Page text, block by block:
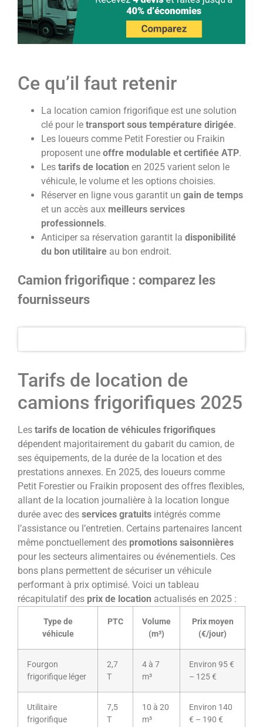
Ce qu’il faut retenir
La location camion frigorifique est une solution
clé pour le transport sous température dirigée.
Les loueurs comme Petit Forestier ou Fraikin
proposent une offre modulable et certifiée ATP.
Les tarifs de location en 2025 varient selon le
véhicule, le volume et les options choisies.
Réserver en ligne vous garantit un gain de temps
et un accès aux meilleurs services
professionnels.
Anticiper sa réservation garantit la disponibilité
du bon utilitaire au bon endroit.
Camion frigorifique : comparez les
fournisseurs
Tarifs de location de
camions frigorifiques 2025
Les tarifs de location de véhicules frigorifiques
dépendent majoritairement du gabarit du camion, de
ses équipements, de la durée de la location et des
prestations annexes. En 2025, des loueurs comme
Petit Forestier ou Fraikin proposent des offres flexibles,
allant de la location journalière à la location longue
durée avec des services gratuits intégrés comme
l’assistance ou l’entretien. Certains partenaires lancent
même ponctuellement des promotions saisonnières
pour les secteurs alimentaires ou événementiels. Ces
bons plans permettent de sécuriser un véhicule
performant à prix optimisé. Voici un tableau
récapitulatif des prix de location actualisés en 2025 :
Type de
véhicule
PTC
Volume
(m³)
Prix moyen
(€/jour)
Fourgon
frigorifique léger
2,7
T
4 à 7
m³
Environ 95 €
– 125 €
Utilitaire
frigorifique
7,5
T
10 à 20
m³
Environ 140
€ – 190 €